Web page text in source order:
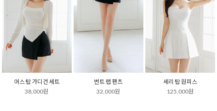
어스 탑 가디건 세트
38,000원
번트 랩 팬츠
32,000원
세리 탑 원피스
125,000원